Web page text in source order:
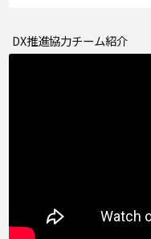
DX推進協力チーム紹介